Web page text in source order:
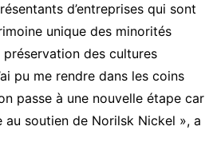
d’entreprises qui sont
unique des minorités
des cultures
pu me rendre dans les coins
passe à une nouvelle étape car
au soutien de Norilsk Nickel », a